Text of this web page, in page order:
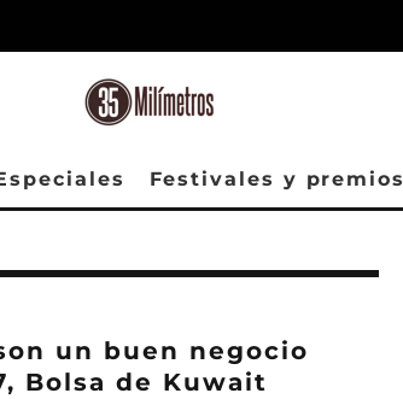
Festivales y premios
un buen negocio
Bolsa de Kuwait